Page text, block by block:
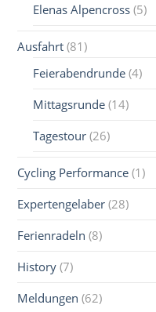
Elenas Alpencross (5)
Ausfahrt (81)
Feierabendrunde (4)
Mittagsrunde (14)
Tagestour (26)
Cycling Performance (1)
Expertengelaber (28)
Ferienradeln (8)
History (7)
Meldungen (62)